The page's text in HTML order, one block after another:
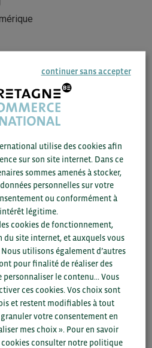
& Services NL & LX
régional et la CCI
et les webinaires sont
en Bretagne (siège
sera consultable en ligne sur
sera uniquement accessible
de l’autorisation de
continuer sans accepter
utilise des cookies afin
sur son site internet. Dans ce
sommes amenés à stocker,
personnelles sur votre
ou conformément à
légitime.
cookies de fonctionnement,
du site internet, et auxquels vous
utilisons également d’autres
pour finalité de réaliser des
personnaliser le contenu... Vous
ces cookies. Vos choix sont
et restent modifiables à tout
votre consentement en
mes choix ». Pour en savoir
cookies consulter notre politique